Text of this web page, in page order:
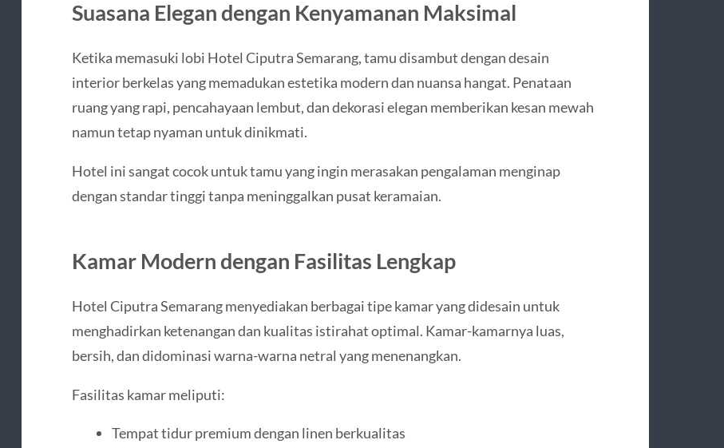
Suasana Elegan dengan Kenyamanan Maksimal
Ketika memasuki lobi Hotel Ciputra Semarang, tamu disambut dengan desain
interior berkelas yang memadukan estetika modern dan nuansa hangat. Penataan
ruang yang rapi, pencahayaan lembut, dan dekorasi elegan memberikan kesan mewah
namun tetap nyaman untuk dinikmati.
Hotel ini sangat cocok untuk tamu yang ingin merasakan pengalaman menginap
dengan standar tinggi tanpa meninggalkan pusat keramaian.
Kamar Modern dengan Fasilitas Lengkap
Hotel Ciputra Semarang menyediakan berbagai tipe kamar yang didesain untuk
menghadirkan ketenangan dan kualitas istirahat optimal. Kamar-kamarnya luas,
bersih, dan didominasi warna-warna netral yang menenangkan.
Fasilitas kamar meliputi:
Tempat tidur premium dengan linen berkualitas